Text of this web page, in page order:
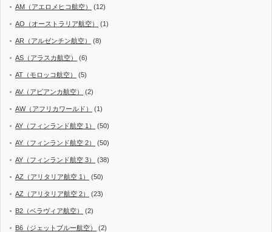
AM（アエロメヒコ航空） (12)
AO（オーストラリア航空） (1)
AR（アルゼンチン航空） (8)
AS（アラスカ航空） (6)
AT（モロッコ航空） (5)
AV（アビアンカ航空） (2)
AW（アフリカワールド） (1)
AY（フィンランド航空 1） (50)
AY（フィンランド航空 2） (50)
AY（フィンランド航空 3） (38)
AZ（アリタリア航空 1） (50)
AZ（アリタリア航空 2） (23)
B2（ベラヴィア航空） (2)
B6（ジェットブルー航空） (2)